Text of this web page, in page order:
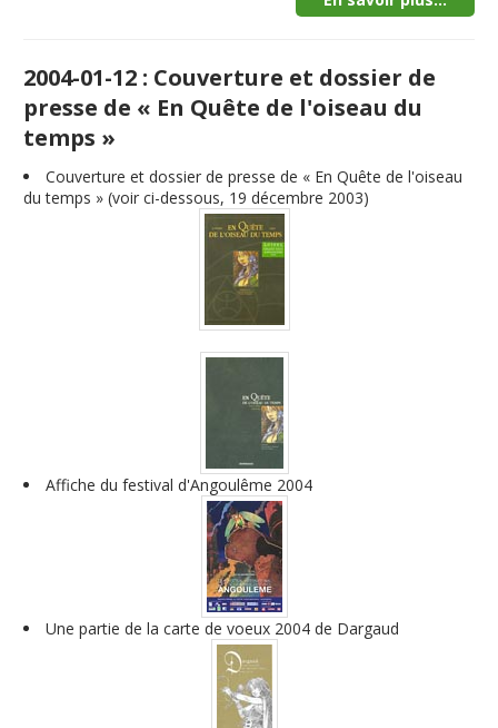
2004-01-12 : Couverture et dossier de
presse de « En Quête de l'oiseau du
temps »
Couverture et dossier de presse de « En Quête de l'oiseau
du temps » (voir ci-dessous, 19 décembre 2003)
Affiche du festival d'Angoulême 2004
Une partie de la carte de voeux 2004 de Dargaud